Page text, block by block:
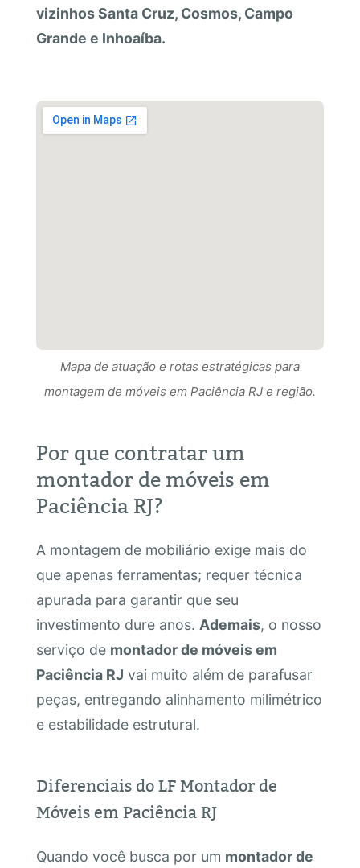
vizinhos Santa Cruz, Cosmos, Campo
Grande e Inhoaíba.
Mapa de atuação e rotas estratégicas para
Mapa de atuação e rotas estratégicas para
Mapa de atuação e rotas estratégicas para
montagem de móveis em Paciência RJ e região.
Por que contratar um
montador de móveis em
Paciência RJ?
A montagem de mobiliário exige mais do
que apenas ferramentas; requer técnica
apurada para garantir que seu
investimento dure anos. Ademais, o nosso
serviço de montador de móveis em
Paciência RJ vai muito além de parafusar
peças, entregando alinhamento milimétrico
e estabilidade estrutural.
Diferenciais do LF Montador de
Móveis em Paciência RJ
Quando você busca por um montador de